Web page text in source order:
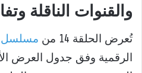
والقنوات الناقلة
تُعرض الحلقة 14 من مسلسل
الرقمية وفق جدول العرض